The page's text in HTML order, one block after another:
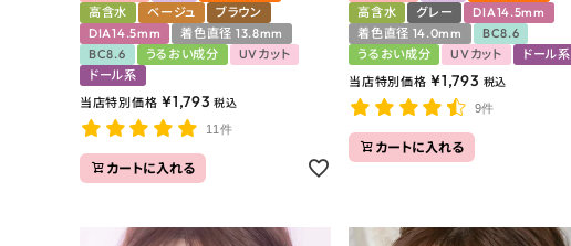
高含水
ベージュ
ブラウン
DIA14.5mm
着色直径 13.8mm
BC8.6
うるおい成分
UVカット
ドール系
当店特別価格 ¥1,793 税込
11件
カートに入れる
高含水
グレー
DIA14.5mm
着色直径 14.0mm
BC8.6
うるおい成分
UVカット
ドール系
当店特別価格 ¥1,793 税込
9件
カートに入れる